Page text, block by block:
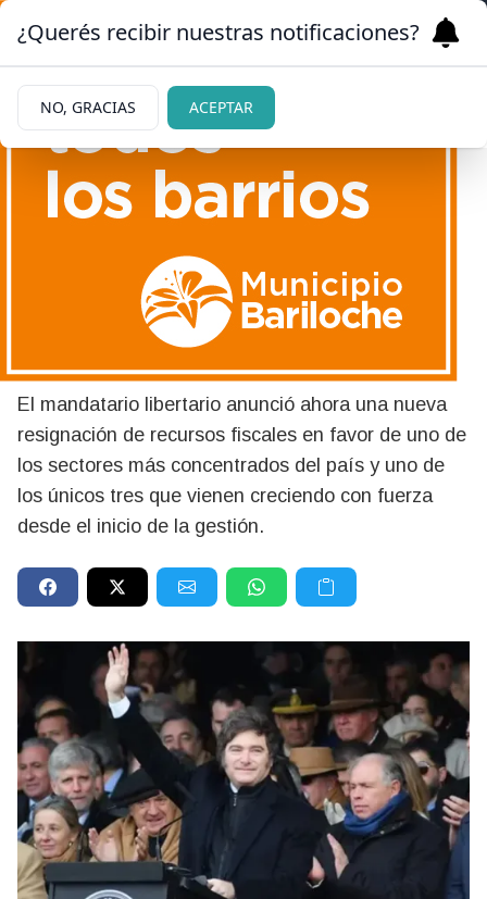
La Rural demanda
"retenciones cero" tras el
anuncio de Javier Milei
El mandatario libertario anunció ahora una nueva
resignación de recursos fiscales en favor de uno de
los sectores más concentrados del país y uno de
los únicos tres que vienen creciendo con fuerza
desde el inicio de la gestión.
¿Querés recibir nuestras notificaciones?
NO, GRACIAS ACEPTAR